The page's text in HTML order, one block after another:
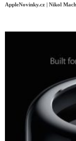
AppleNovinky.cz | Nikol